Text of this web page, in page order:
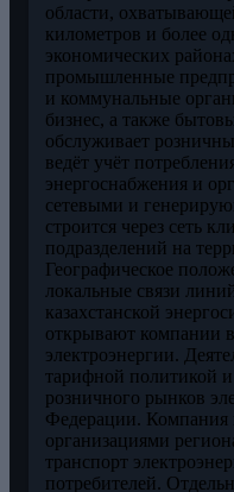
области,
километров и более
экономических
промышленные
и коммунальные
бизнес, а также
обслуживает
ведёт учёт
энергоснабжения и
сетевыми и
строится через сеть
подразделений на
Географическое
локальные связи
казахстанской
открывают компании
электроэнергии.
тарифной политикой
розничного рынков
Федерации. Компания
организациями
транспорт
потребителей.